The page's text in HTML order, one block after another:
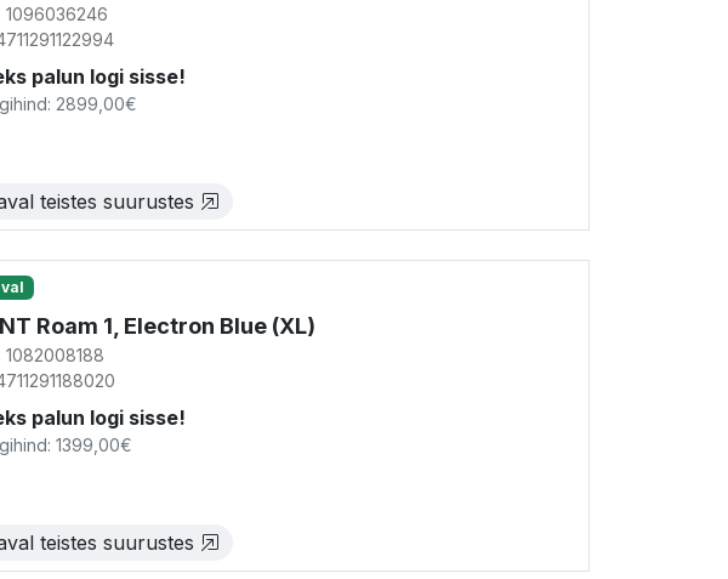
1096036246
palun logi sisse!
2899,00€
teistes suurustes
Roam 1, Electron Blue (XL)
1082008188
palun logi sisse!
1399,00€
teistes suurustes